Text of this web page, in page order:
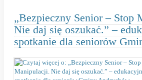
–
„Bezpieczny Senior – Stop
Nie daj się oszukać.” –
spotkanie dla seniorów